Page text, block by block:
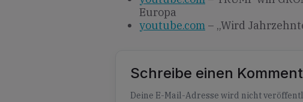
Europa
youtube.com – „Wird
Schreibe einen
Deine E-Mail-Adresse wird nicht
Alternative: